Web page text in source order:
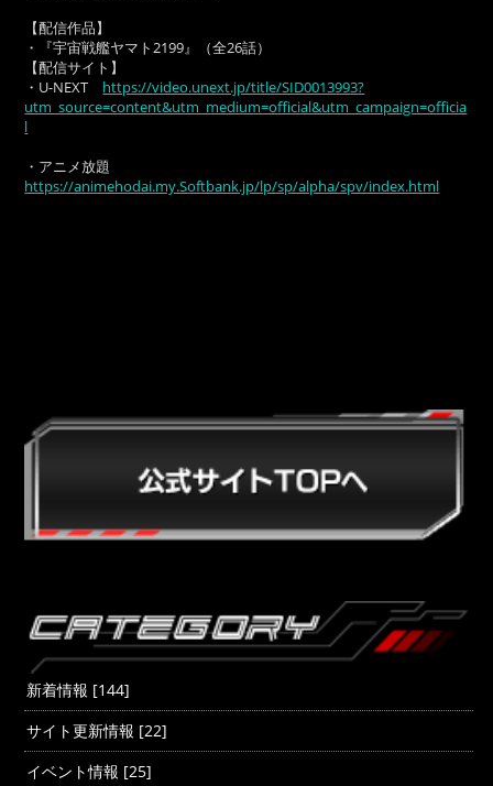
【配信作品】
・『宇宙戦艦ヤマト2199』（全26話）
【配信サイト】
・U-NEXT https://video.unext.jp/title/SID0013993?
utm_source=content&utm_medium=official&utm_campaign=officia
l
・アニメ放題
https://animehodai.my.Softbank.jp/lp/sp/alpha/spv/index.html
新着情報 [144]
サイト更新情報 [22]
イベント情報 [25]